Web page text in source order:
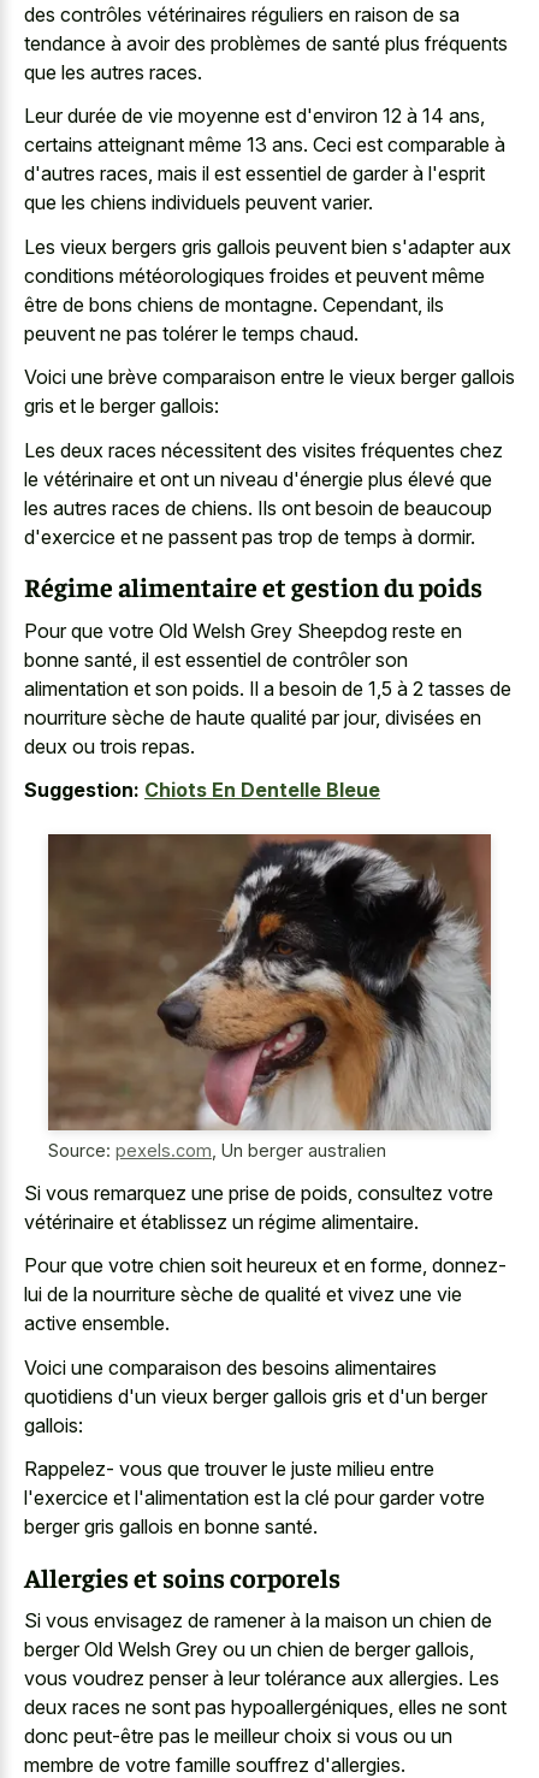
des contrôles vétérinaires réguliers en raison de sa
tendance à avoir des problèmes de santé plus fréquents
que les autres races.
Leur durée de vie moyenne est d'environ 12 à 14 ans,
certains atteignant même 13 ans. Ceci est comparable à
d'autres races, mais il est essentiel de garder à l'esprit
que les chiens individuels peuvent varier.
Les vieux bergers gris gallois peuvent bien s'adapter aux
conditions météorologiques froides et peuvent même
être de bons chiens de montagne. Cependant, ils
peuvent ne pas tolérer le temps chaud.
Voici une brève comparaison entre le vieux berger gallois
gris et le berger gallois:
Les deux races nécessitent des visites fréquentes chez
le vétérinaire et ont un niveau d'énergie plus élevé que
les autres races de chiens. Ils ont besoin de beaucoup
d'exercice et ne passent pas trop de temps à dormir.
Régime alimentaire et gestion du poids
Pour que votre Old Welsh Grey Sheepdog reste en
bonne santé, il est essentiel de contrôler son
alimentation et son poids. Il a besoin de 1,5 à 2 tasses de
nourriture sèche de haute qualité par jour, divisées en
deux ou trois repas.
Suggestion: Chiots En Dentelle Bleue
Source: pexels.com Un berger australien
Si vous remarquez une prise de poids, consultez votre
vétérinaire et établissez un régime alimentaire.
Pour que votre chien soit heureux et en forme, donnez-
lui de la nourriture sèche de qualité et vivez une vie
active ensemble.
Voici une comparaison des besoins alimentaires
quotidiens d'un vieux berger gallois gris et d'un berger
gallois:
Rappelez- vous que trouver le juste milieu entre
l'exercice et l'alimentation est la clé pour garder votre
berger gris gallois en bonne santé.
Allergies et soins corporels
Si vous envisagez de ramener à la maison un chien de
berger Old Welsh Grey ou un chien de berger gallois,
vous voudrez penser à leur tolérance aux allergies. Les
deux races ne sont pas hypoallergéniques, elles ne sont
donc peut-être pas le meilleur choix si vous ou un
membre de votre famille souffrez d'allergies.